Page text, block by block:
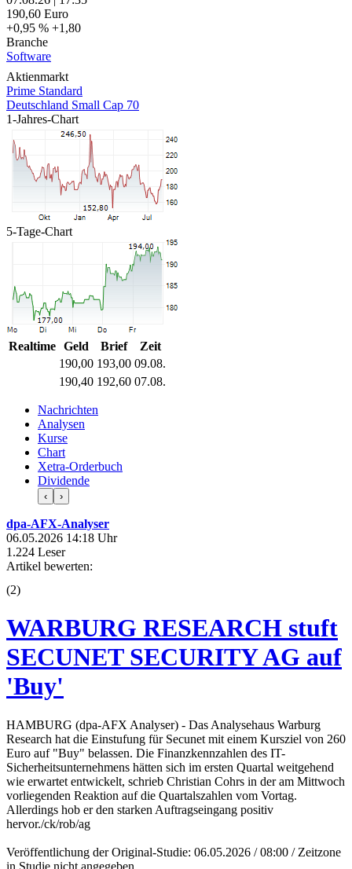
190,60 Euro
+0,95 % +1,80
Branche
Software
Aktienmarkt
Prime Standard
Deutschland Small Cap 70
1-Jahres-Chart
5-Tage-Chart
Realtime Geld Brief
Zeit
190,00 193,00 09.08.
190,40 192,60 07.08.
Nachrichten
Analysen
Kurse
Chart
Xetra-Orderbuch
Dividende
‹ ›
dpa-AFX-Analyser
06.05.2026 14:18 Uhr
1.224 Leser
Artikel bewerten:
(2)
WARBURG RESEARCH stuft
SECUNET SECURITY AG auf
'Buy'
HAMBURG (dpa-AFX Analyser) - Das Analysehaus Warburg
Research hat die Einstufung für Secunet mit einem Kursziel von 260
Euro auf "Buy" belassen. Die Finanzkennzahlen des IT-
Sicherheitsunternehmens hätten sich im ersten Quartal weitgehend
wie erwartet entwickelt, schrieb Christian Cohrs in der am Mittwoch
vorliegenden Reaktion auf die Quartalszahlen vom Vortag.
Allerdings hob er den starken Auftragseingang positiv
hervor./ck/rob/ag
Veröffentlichung der Original-Studie: 06.05.2026 / 08:00 / Zeitzone
in Studie nicht angegeben